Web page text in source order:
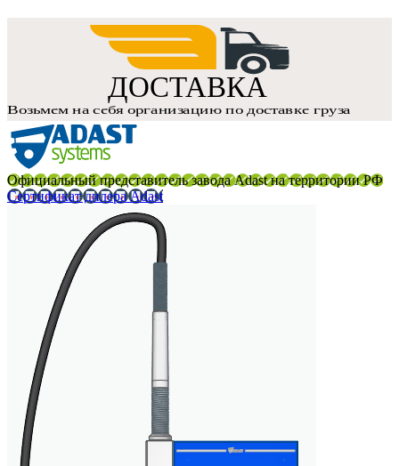
Официальный представитель завода Adast на территории РФ
Сертификат дилера Adast